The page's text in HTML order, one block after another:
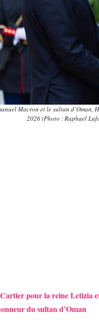
Macron et le sultan d’Oman,
2026 (Photo : Raphael
pour la reine Letizia
du sultan d’Oman